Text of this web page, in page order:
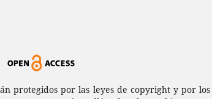
protegidos por las leyes de copyright y por